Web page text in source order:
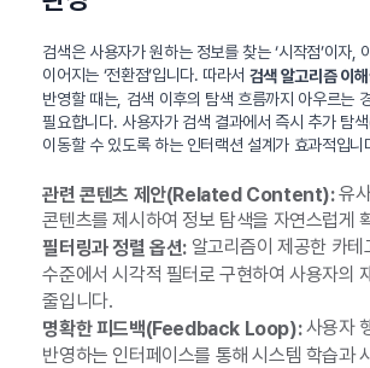
검색은 사용자가 원하는 정보를 찾는 ‘시작점’이자,
이어지는 ‘전환점’입니다. 따라서 검색 알고리즘 이해
반영할 때는, 검색 이후의 탐색 흐름까지 아우르는
필요합니다. 사용자가 검색 결과에서 즉시 추가 탐
이동할 수 있도록 하는 인터랙션 설계가 효과적입니
관련 콘텐츠 제안(Related Content):유
콘텐츠를 제시하여 정보 탐색을 자연스럽게
필터링과 정렬 옵션:알고리즘이 제공한 카테
수준에서 시각적 필터로 구현하여 사용자의
줄입니다.
명확한 피드백(Feedback Loop):사용자
반영하는 인터페이스를 통해 시스템 학습과